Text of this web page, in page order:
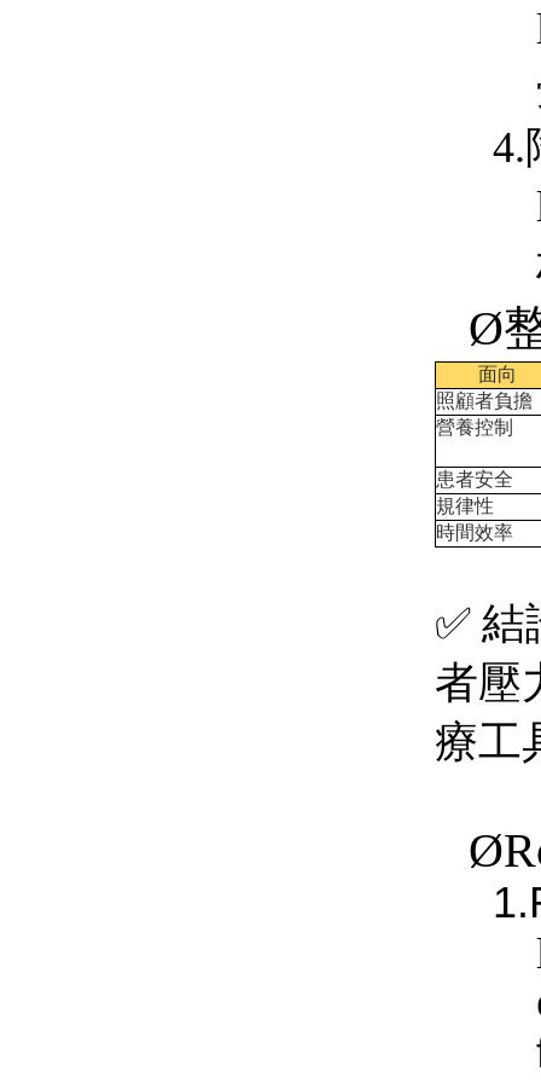
4.
Ø
面向
照顧者負擔
營養控制
患者安全
規律性
時間效率
✅ 結
者壓
療工
Ø
1.